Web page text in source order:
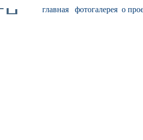
главная фотогалерея о